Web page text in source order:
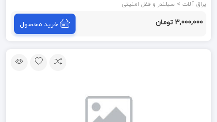
یراق آلات > سیلندر و قفل امنیتی
3,000,000 تومان خرید محصول